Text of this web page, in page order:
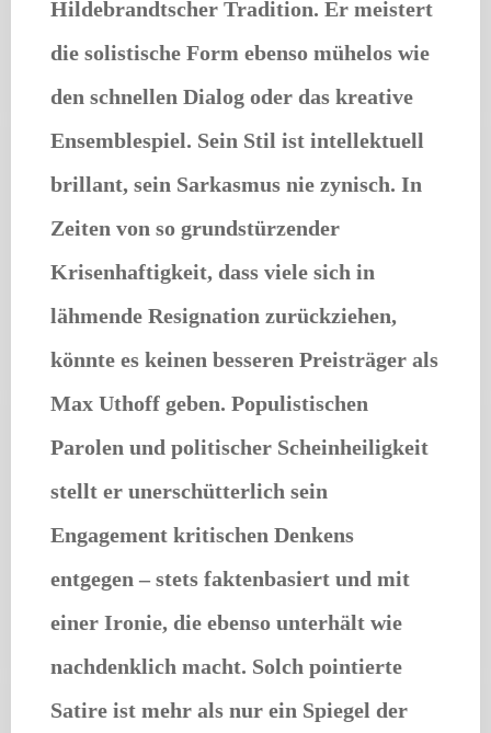
Hildebrandtscher Tradition. Er meistert
die solistische Form ebenso mühelos wie
den schnellen Dialog oder das kreative
Ensemblespiel. Sein Stil ist intellektuell
brillant, sein Sarkasmus nie zynisch. In
Zeiten von so grundstürzender
Krisenhaftigkeit, dass viele sich in
lähmende Resignation zurückziehen,
könnte es keinen besseren Preisträger als
Max Uthoff geben. Populistischen
Parolen und politischer Scheinheiligkeit
stellt er unerschütterlich sein
Engagement kritischen Denkens
entgegen – stets faktenbasiert und mit
einer Ironie, die ebenso unterhält wie
nachdenklich macht. Solch pointierte
Satire ist mehr als nur ein Spiegel der